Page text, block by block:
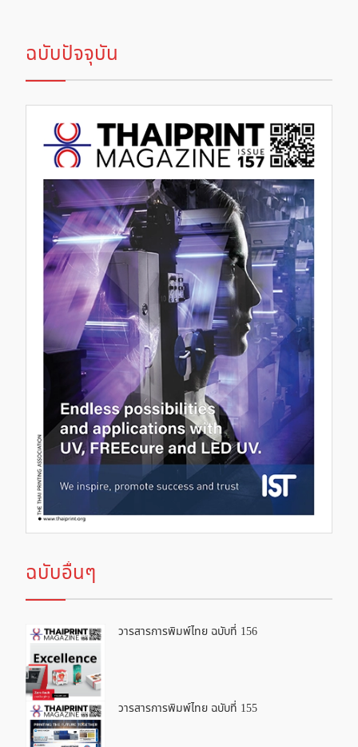
ฉบับปัจจุบัน
ฉบับอื่นๆ
วารสารการพิมพ์ไทย ฉบับที่ 156
วารสารการพิมพ์ไทย ฉบับที่ 155